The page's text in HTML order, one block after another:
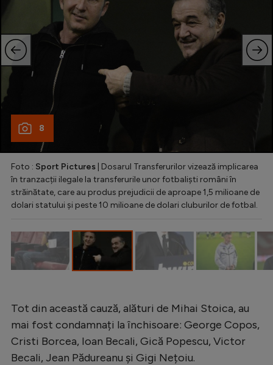
Tenis
Handbal
Natație
Formula 1
Rugby
Ciclism
Alte sporturi
JO 2026
Intră în cont
Creează cont
8
Foto : Sport Pictures | Dosarul Transferurilor vizează implicarea
în tranzacții ilegale la transferurile unor fotbaliști români în
străinătate, care au produs prejudicii de aproape 1,5 milioane de
dolari statului și peste 10 milioane de dolari cluburilor de fotbal.
Tot din această cauză, alături de Mihai Stoica, au
mai fost condamnați la închisoare: George Copos,
Cristi Borcea, Ioan Becali, Gică Popescu, Victor
Becali, Jean Pădureanu și Gigi Nețoiu.